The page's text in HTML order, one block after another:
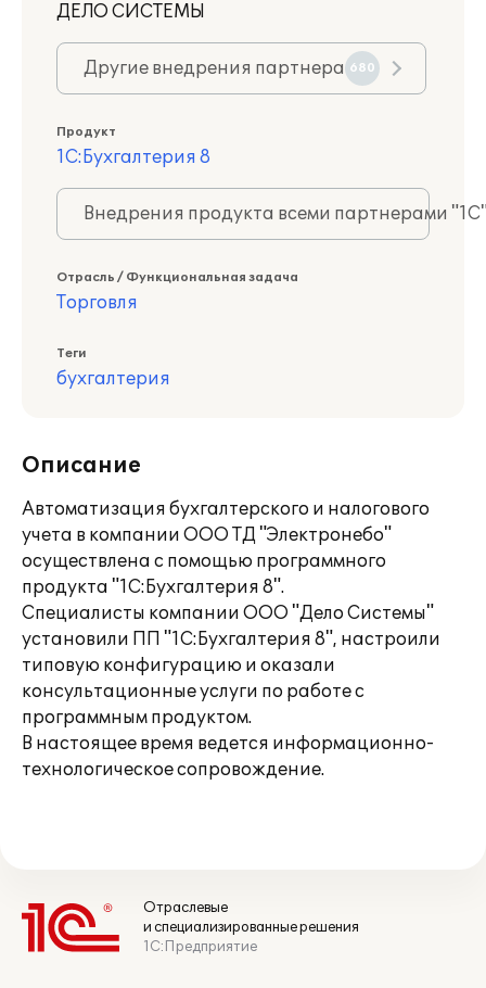
ДЕЛО СИСТЕМЫ
Другие внедрения партнера 680
Продукт
1С:Бухгалтерия 8
Внедрения продукта всеми партнерами
Отрасль / Функциональная задача
Торговля
Теги
бухгалтерия
Описание
Автоматизация бухгалтерского и налогового
учета в компании ООО ТД "Электронебо"
осуществлена с помощью программного
продукта "1С:Бухгалтерия 8".
Специалисты компании ООО "Дело Системы"
установили ПП "1С:Бухгалтерия 8", настроили
типовую конфигурацию и оказали
консультационные услуги по работе с
программным продуктом.
В настоящее время ведется информационно-
технологическое сопровождение.
Отраслевые
и специализированные решения
1С:Предприятие